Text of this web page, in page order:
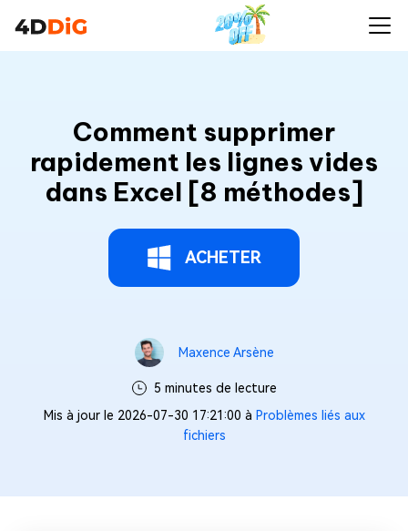
Comment supprimer
rapidement les lignes vides
dans Excel [8 méthodes]
ACHETER
Maxence Arsène
5 minutes de lecture
Mis à jour le 2026-07-30 17:21:00 à Problèmes liés aux
fichiers